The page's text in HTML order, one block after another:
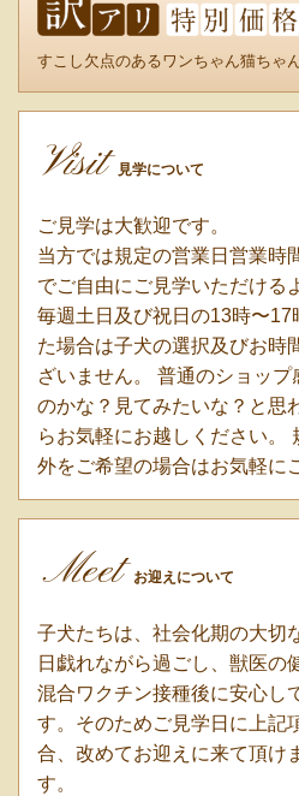
すこし欠点のあるワンちゃん猫ちゃ
Visit 見学について
ご見学は大歓迎です。
当方では規定の営業日営業時
でご自由にご見学いただける
毎週土日及び祝日の13時〜17
た場合は子犬の選択及びお時
ざいません。 普通のショッ
のかな？見てみたいな？と思
らお気軽にお越しください。
外をご希望の場合はお気軽に
Meet お迎えについて
子犬たちは、社会化期の大切
日戯れながら過ごし、獣医の
混合ワクチン接種後に安心し
す。そのためご見学日に上記
合、改めてお迎えに来て頂け
す。